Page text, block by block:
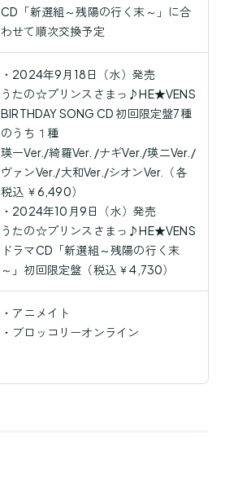
CD 「新選組～残陽の行く末～」に合
わせて順次交換予定
・ 2024年9 月 18 日（水）発売
うたの☆プリンスさまっ♪HE★VENS
BIRTHDAY SONG CD 初回限定盤7種
のうち１種
瑛一Ver./綺羅Ver. /ナギVer./瑛二Ver./
ヴァンVer./大和Ver./シオンVer.（各
税込 ￥6,490）
・ 2024年10 月9 日（水）発売
うたの☆プリンスさまっ♪HE★VENS
ドラマCD「新選組～残陽の行く末
～」初回限定盤 （税込 ￥4,730）
・ アニメイト
・ ブロッコリーオンライン